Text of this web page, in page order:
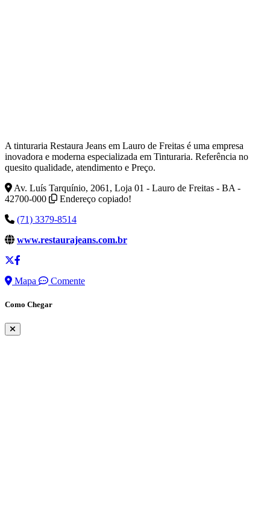
A tinturaria Restaura Jeans em Lauro de Freitas é uma empresa
inovadora e moderna especializada em Tinturaria. Referência no
quesito qualidade, atendimento e Preço.
Av. Luís Tarquínio, 2061, Loja 01 - Lauro de Freitas - BA -
42700-000
Endereço copiado!
(71) 3379-8514
www.restaurajeans.com.br
Mapa Comente
Como Chegar